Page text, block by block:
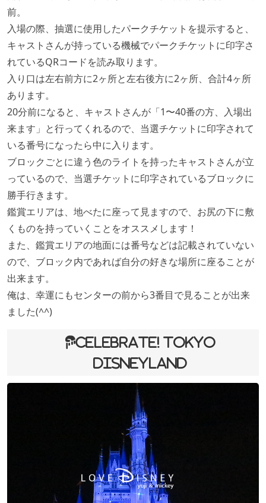
前。
入場の際、抽選に使用したパークチケットを提示すると、
キャストさんが持っている機械でパークチケットに印字さ
れているQRコードを読み取ります。
入り口は左右前方に2ヶ所と左右後方に2ヶ所、合計4ヶ所
あります。
20分前になると、キャストさんが「1〜40番の方、入場出
来ます」と行ってくれるので、当選チケットに印字されて
いる番号になったら中に入ります。
ブロックごとに違う色のライトを持ったキャストさんが立
っているので、当選チケットに印字されているブロックに
勝手行きます。
鑑賞エリアは、地べたに座って見ますので、お尻の下に敷
くものを持っていくことをオススメします！
また、鑑賞エリアの地面には番号などは記載されていない
ので、ブロック内であれば自分の好きな場所に座ることが
出来ます。
俺は、幸運にもセンターの前から3番目で見ることが出来
ました(^^)
Celebrate! Tokyo
Disneyland